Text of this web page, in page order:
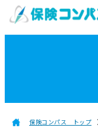
保険コンパス トップ